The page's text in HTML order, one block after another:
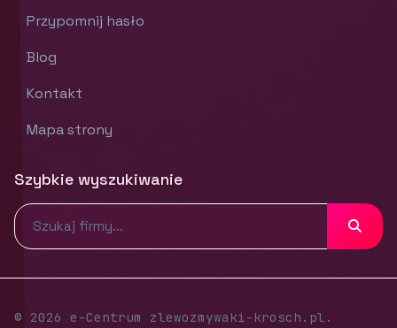
Przypomnij hasło
Blog
Kontakt
Mapa strony
Szybkie wyszukiwanie
© 2026 e-Centrum zlewozmywaki-krosch.pl.